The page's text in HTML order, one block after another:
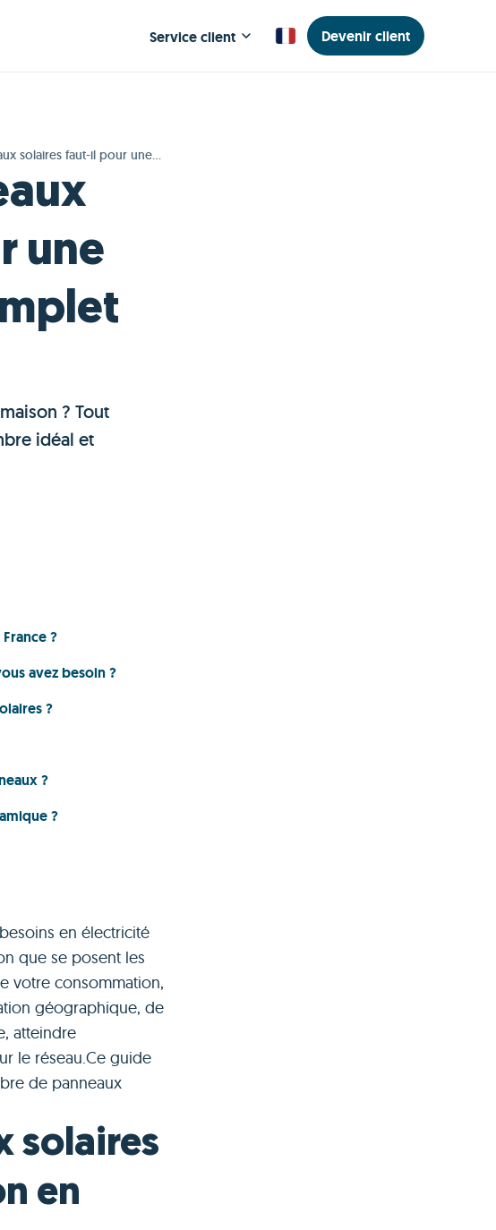
Service client Devenir client
solaires faut-il pour une
une
? Tout
idéal et
?
avez besoin ?
?
?
?
en électricité
que se posent les
votre consommation,
géographique, de
atteindre
le réseau.Ce guide
de panneaux
solaires
en